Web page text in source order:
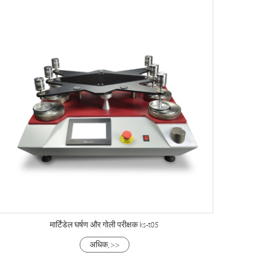
मार्टिंडेल घर्षण और गोली परीक्षक ks-t05
अधिक, >>